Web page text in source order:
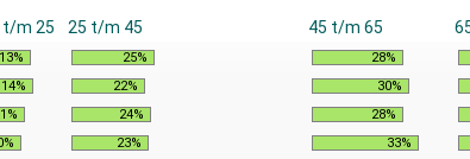
t/m 25 25 t/m 45 45 t/m 65
13% 25% 28%
14% 22% 30%
24% 28%
23% 33%